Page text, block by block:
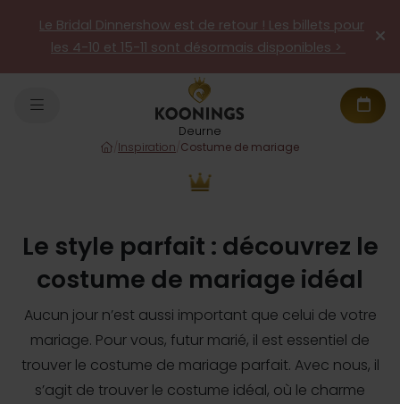
Le Bridal Dinnershow est de retour ! Les billets pour
les 4-10 et 15-11 sont désormais disponibles >
Deurne
Inspiration Costume de mariage
Le style parfait : découvrez le
costume de mariage idéal
Aucun jour n’est aussi important que celui de votre
mariage. Pour vous, futur marié, il est essentiel de
trouver le costume de mariage parfait. Avec nous, il
s’agit de trouver le costume idéal, où le charme